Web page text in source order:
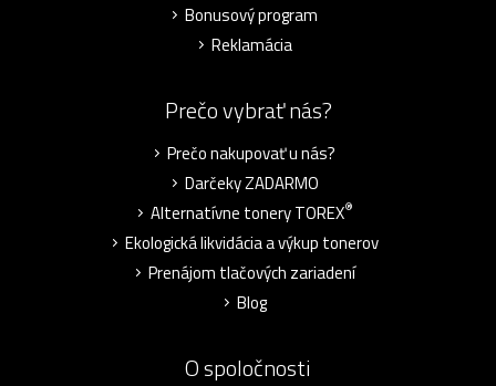
Bonusový program
Reklamácia
Prečo vybrať nás?
Prečo nakupovať u nás?
Darčeky ZADARMO
Alternatívne tonery TOREX®
Ekologická likvidácia a výkup tonerov
Prenájom tlačových zariadení
Blog
O spoločnosti